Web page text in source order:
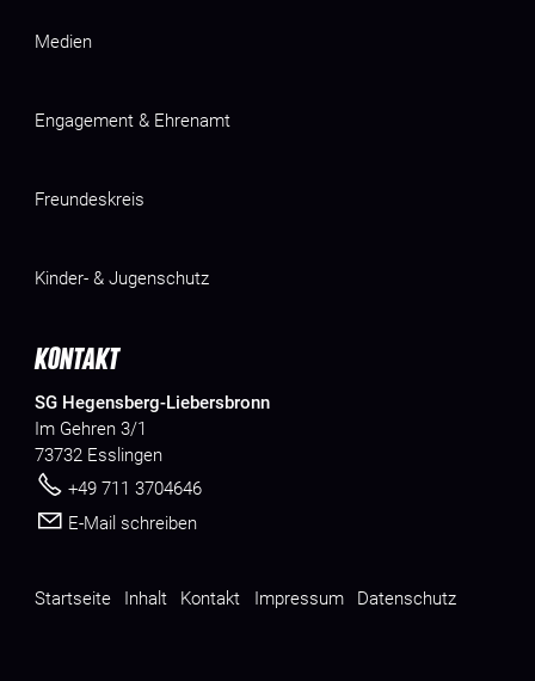
Medien
Engagement & Ehrenamt
Freundeskreis
Kinder- & Jugenschutz
KONTAKT
SG Hegensberg-Liebersbronn
Im Gehren 3/1
73732 Esslingen
+49 711 3704646
E-Mail schreiben
Startseite Inhalt Kontakt Impressum Datenschutz